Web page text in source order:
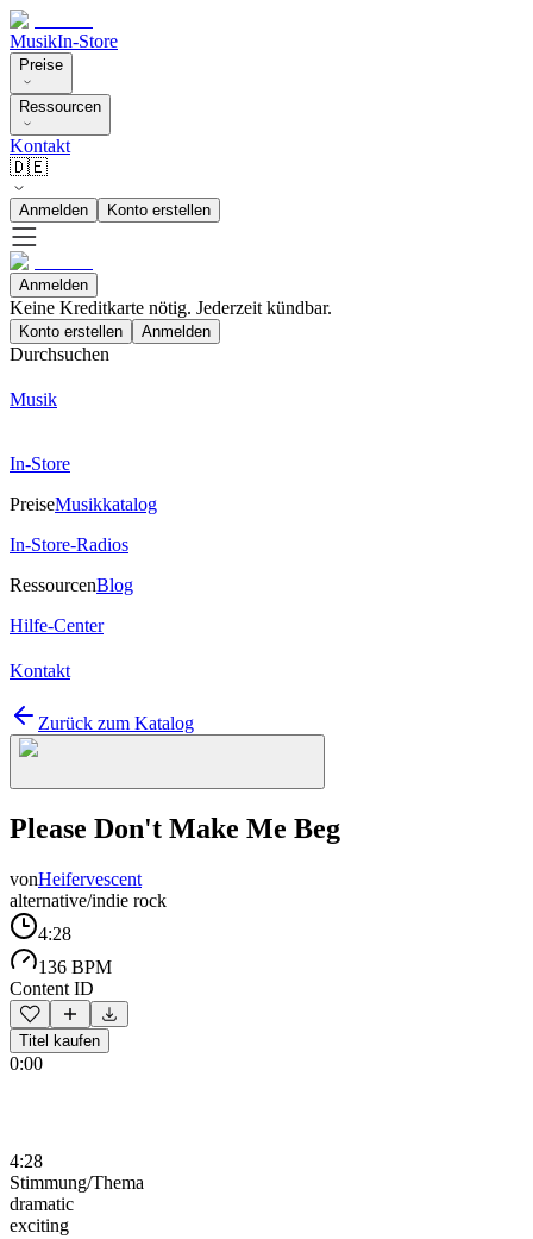
MusikIn-Store
Preise
Ressourcen
Kontakt
🇩🇪
Anmelden Konto erstellen
Anmelden
Keine Kreditkarte nötig. Jederzeit kündbar.
Konto erstellen Anmelden
Durchsuchen
Musik
In-Store
PreiseMusikkatalog
In-Store-Radios
RessourcenBlog
Hilfe-Center
Kontakt
Zurück zum Katalog
Please Don't Make Me Beg
vonHeifervescent
alternative/indie rock
4:28
136 BPM
Content ID
Titel kaufen
0:00
4:28
Stimmung/Thema
dramatic
exciting